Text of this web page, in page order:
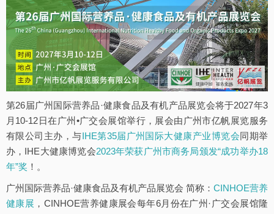
第26届广州国际营养品·健康食品及有机产品展览会将于2027年3
月10-12日在广州•广交会展馆举行，展会由广州市亿帆展览服务
有限公司主办，与IHE第35届广州国际大健康产业博览会同期举
办，IHE大健康博览会2023年荣获广州市商务局颁发“成功举办18
年”奖 ！。
广州国际营养品·健康食品及有机产品展览会 简称： CINHOE营养
健康展 ，CINHOE营养健康展会每年6月份在广州·广交会展馆隆